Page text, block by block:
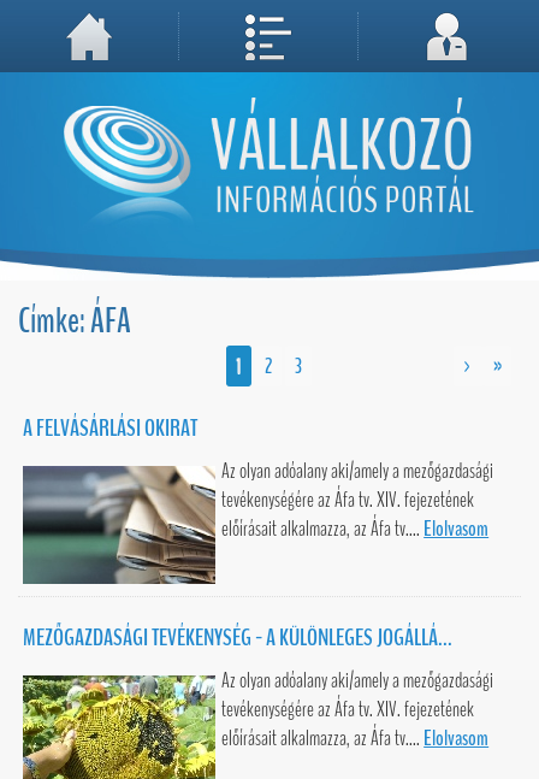
A weboldal használatával Ön elfogadja, hogy Cookie-kat (sütiket) tároljunk számítógépén. A sütik a weboldal megfelelő működéséhez
Megértettem, folytatás...
Címke: ÁFA
1 2 3 > »
A FELVÁSÁRLÁSI OKIRAT
Az olyan adóalany aki/amely a mezőgazdasági
tevékenységére az Áfa tv. XIV. fejezetének
előírásait alkalmazza, az Áfa tv.... Elolvasom
MEZŐGAZDASÁGI TEVÉKENYSÉG - A KÜLÖNLEGES JOGÁLLÁ...
Az olyan adóalany aki/amely a mezőgazdasági
tevékenységére az Áfa tv. XIV. fejezetének
előírásait alkalmazza, az Áfa tv.... Elolvasom